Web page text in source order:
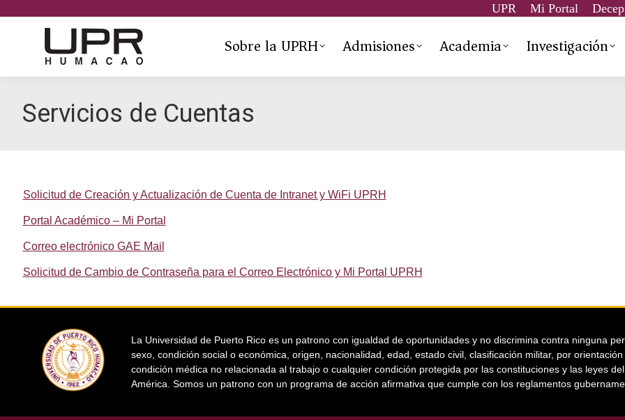
UPR Mi Portal Decep
Sobre la UPRH Admisiones Academia Investigación
Servicios de Cuentas
Solicitud de Creación y Actualización de Cuenta de Intranet y WiFi UPRH
Portal Académico – Mi Portal
Correo electrónico GAE Mail
Solicitud de Cambio de Contraseña para el Correo Electrónico y Mi Portal UPRH
La Universidad de Puerto Rico es un patrono con igualdad de oportunidades y no discrimina contra ninguna
sexo, condición social o económica, origen, nacionalidad, edad, estado civil, clasificación militar, por
condición médica no relacionada al trabajo o cualquier condición protegida por las constituciones y las leyes
América. Somos un patrono con un programa de acción afirmativa que cumple con los reglamentos